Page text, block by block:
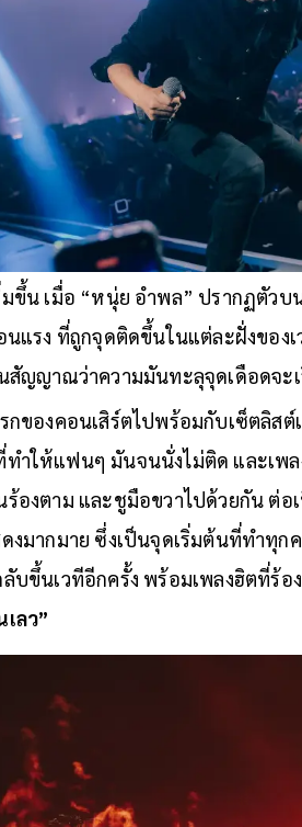
ขึ้น เมื่อ “หนุ่ย อำพล” ปรากฏตัวบ
นแรง ที่ถูกจุดติดขึ้นในแต่ละฝั่งขอ
สัญญาณว่าความมันทะลุจุดเดือดจะ
กของคอนเสิร์ตไปพร้อมกับเซ็ตลิสต์
ทำให้แฟนๆ มันจนนั่งไม่ติด และเพล
ร้องตาม และชูมือขวาไปด้วยกัน ต่
งมากมาย ซึ่งเป็นจุดเริ่มต้นที่ทำทุ
บขึ้นเวทีอีกครั้ง พร้อมเพลงฮิตที่ร้อ
ลว”